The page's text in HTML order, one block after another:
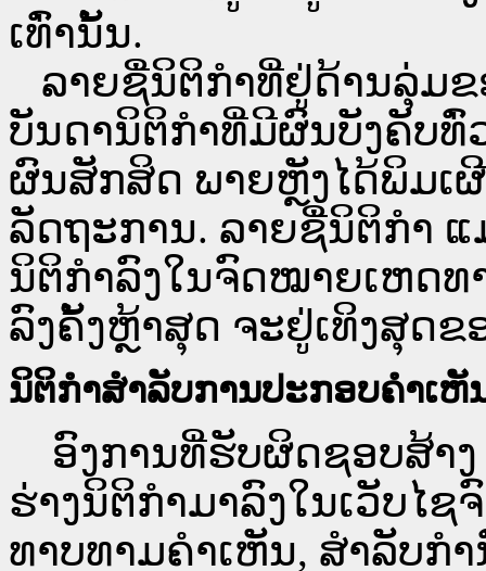
ເທົ່ານັ້ນ.
ລາຍຊື່ນິຕິກຳທີ່ຢູ່ດ້ານລຸ່ມ
ບັນດານິຕິກຳທີ່ມີຜົນບັງຄັບທົ່
ຜົນສັກສິດ ພາຍຫຼັງໄດ້ພິມເ
ລັດຖະການ. ລາຍຊື່ນິຕິກຳ
ນິຕິກຳລົງໃນຈົດໝາຍເຫດທ
ລົງຄັ້ງຫຼ້າສຸດ ຈະຢູ່ເທິງສຸດຂ
ນິຕິກຳສຳລັບການປະກອບຄຳເຫັ
ອົງການທີ່ຮັບຜິດຊອບສ້າງ
ຮ່າງນິຕິກຳມາລົງໃນ​ເວັບ​ໄ
ທາບທາມຄຳເຫັນ, ສໍາລັບກໍ